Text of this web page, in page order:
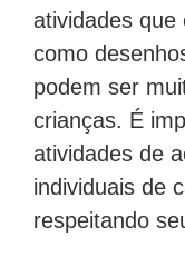
atividades que
como
podem ser
crianças. É
atividades de
individuais de
respeitando